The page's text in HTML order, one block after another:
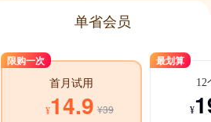
单省会员
限购一次
首月试用
¥14.9 ¥39
最划算
12
¥